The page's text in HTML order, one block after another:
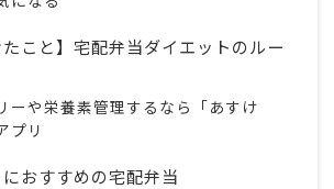
たこと】宅配弁当ダイエットのルー
ーや栄養素管理するなら「あすけ
プリ
おすすめの宅配弁当